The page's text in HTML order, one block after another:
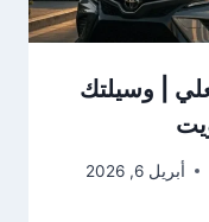
| وسيلتك
أبريل 6, 2026